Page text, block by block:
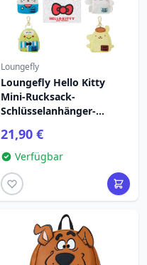
Loungefly
Loungefly Hello Kitty
Mini-Rucksack-
Schlüsselanhänger-
21,90 €
Verfügbar